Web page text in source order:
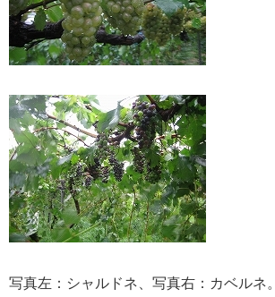
写真左：シャルドネ、写真右：カベルネ。